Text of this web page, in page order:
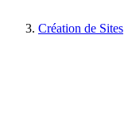
Création de Sites